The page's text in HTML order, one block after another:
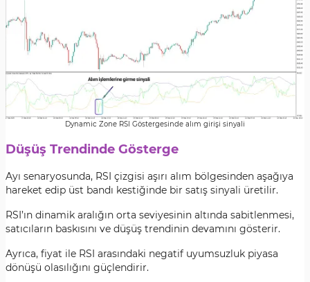
Dynamic Zone RSI Göstergesinde alım girişi sinyali
Düşüş Trendinde Gösterge
Ayı senaryosunda, RSI çizgisi aşırı alım bölgesinden aşağıya
hareket edip üst bandı kestiğinde bir satış sinyali üretilir.
RSI’ın dinamik aralığın orta seviyesinin altında sabitlenmesi,
satıcıların baskısını ve düşüş trendinin devamını gösterir.
Ayrıca, fiyat ile RSI arasındaki negatif uyumsuzluk piyasa
dönüşü olasılığını güçlendirir.